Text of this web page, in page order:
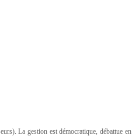
La gestion est démocratique, débattue en